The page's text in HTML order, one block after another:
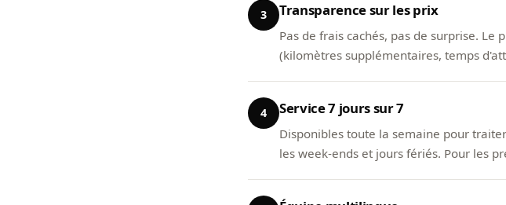
3 Transparence sur les prix
Pas de frais cachés, pas de surprise.
(kilomètres supplémentaires, temps
4 Service 7 jours sur 7
Disponibles toute la semaine pour
les week-ends et jours fériés. Pour les